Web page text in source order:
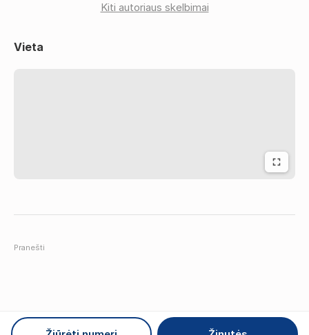
Kiti autoriaus skelbimai
Vieta
Pranešti